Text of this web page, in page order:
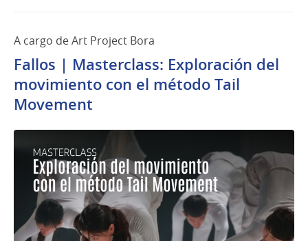
A cargo de Art Project Bora
Fallos | Masterclass: Exploración del
movimiento con el método Tail
Movement